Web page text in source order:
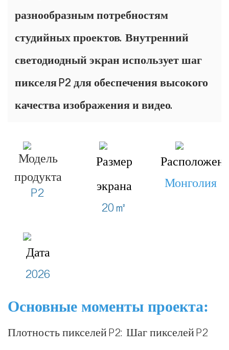
разнообразным потребностям
студийных проектов. Внутренний
светодиодный экран использует шаг
пикселя P2 для обеспечения высокого
качества изображения и видео.
Модель
продукта
P2
Размер
экрана
20㎡
Монголия
Дата
2026
Основные моменты проекта:
Плотность пикселей P2: Шаг пикселей P2